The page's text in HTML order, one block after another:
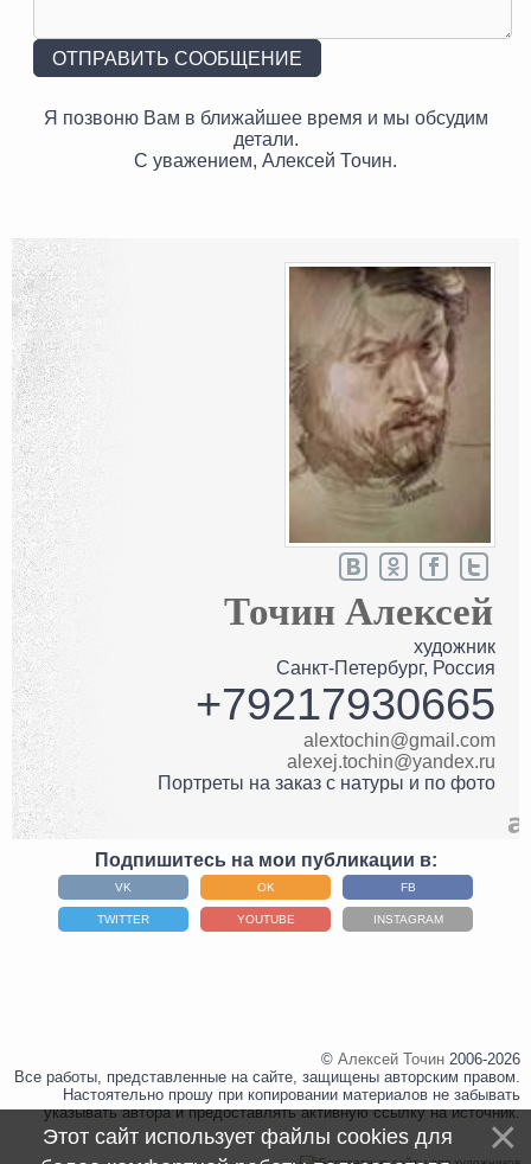
Я позвоню Вам в ближайшее время и мы обсудим
детали.
С уважением, Алексей Точин.
Точин Алексей
художник
Санкт-Петербург, Россия
+79217930665
alextochin@gmail.com
alexej.tochin@yandex.ru
Портреты на заказ с натуры и по фото
Подпишитесь на мои публикации в:
VK OK FB
TWITTER YOUTUBE INSTAGRAM
©Алексей Точин 2006-2026
Все работы, представленные на сайте, защищены авторским правом.
Настоятельно прошу при копировании материалов не забывать
указывать автора и предоставлять активную ссылку на источник.
Этот сайт использует файлы cookies для